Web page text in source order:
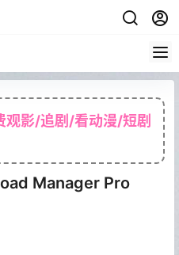
观影/追剧/看动漫/短剧
Manager Pro